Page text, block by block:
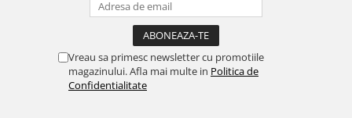
Vreau sa primesc newsletter cu promotiile
magazinului. Afla mai multe in Politica de
Confidentialitate